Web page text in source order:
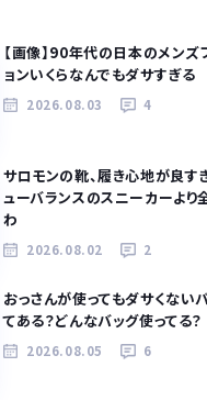
【画像】90年代の日本のメンズ
ョンいくらなんでもダサすぎる
2026.08.03 4
サロモンの靴、履き心地が良す
ューバランスのスニーカーより
わ
2026.08.02 2
おっさんが使ってもダサくない
てある？どんなバッグ使ってる？
2026.08.05 6